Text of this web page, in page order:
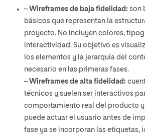
– Wireframes de baja fidelidad: son
básicos que representan la
proyecto. No incluyen colores,
interactividad. Su objetivo es
los elementos y la jerarquía del
necesario en las primeras fases.
– Wireframes de alta fidelidad:
técnicos y suelen ser interactivos
comportamiento real del producto
puede actuar el usuario antes de
fase ya se incorporan las etiquetas,